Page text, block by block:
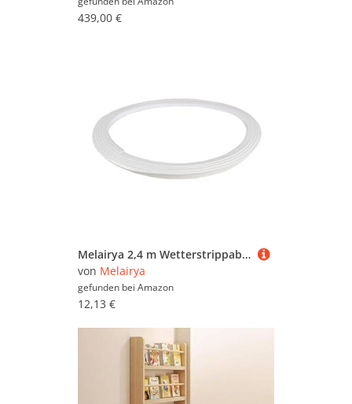
439,00 €
Melairya 2,4 m Wetterstrippabdichtstreifen für Türen, Schranktüren, Schiebetüren, Bücherregal, Möbel - Türdichtung aus Thermoplastischem Elastomer (TPE) - Weiß
von Melairya
gefunden bei Amazon
12,13 €